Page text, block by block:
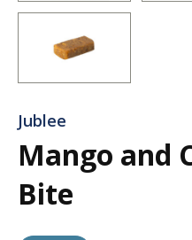
Jublee
Mango and
Bite